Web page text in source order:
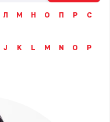
Л М Н О П Р
С
J K L M N O
P